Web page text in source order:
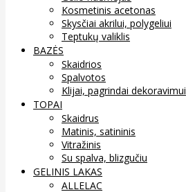
Kosmetinis acetonas
Skysčiai akrilui, polygeliui
Teptukų valiklis
BAZĖS
Skaidrios
Spalvotos
Klijai, pagrindai dekoravimui
TOPAI
Skaidrus
Matinis, satininis
Vitražinis
Su spalva, blizgučiu
GELINIS LAKAS
ALLELAC